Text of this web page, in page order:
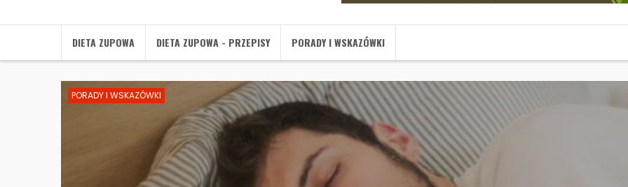
DIETA ZUPOWA DIETA ZUPOWA - PRZEPISY PORADY I WSKAZÓWKI
PORADY I WSKAZÓWKI